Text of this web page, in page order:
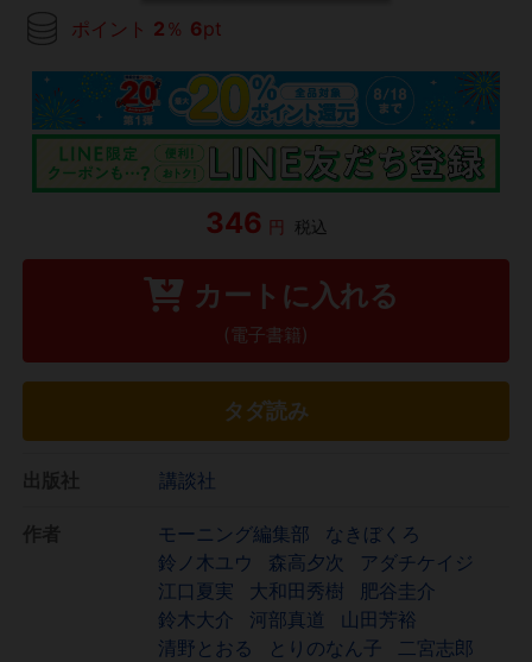
ポイント 2 ％ 6pt
346 円 税込
カートに入れる
(電子書籍)
タダ読み
講談社
モーニング編集部
なきぼくろ
鈴ノ木ユウ
森高夕次
アダチケイジ
江口夏実
大和田秀樹
肥谷圭介
鈴木大介
河部真道
山田芳裕
清野とおる
とりのなん子
二宮志郎